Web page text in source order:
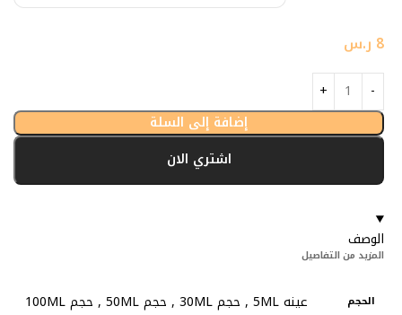
8 ر.س
إضافة إلى السلة
اشتري الان
الوصف
المزيد من التفاصيل
الحجم عينه 5ML , حجم 30ML , حجم 50ML , حجم 100ML